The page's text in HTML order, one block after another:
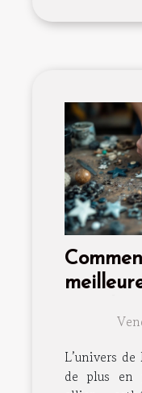
L’univers
de plus en